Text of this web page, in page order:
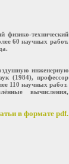
технический
60 научных работ.
инженерную
(1984), профессор
110 научных работ.
вычисления,
в формате pdf.